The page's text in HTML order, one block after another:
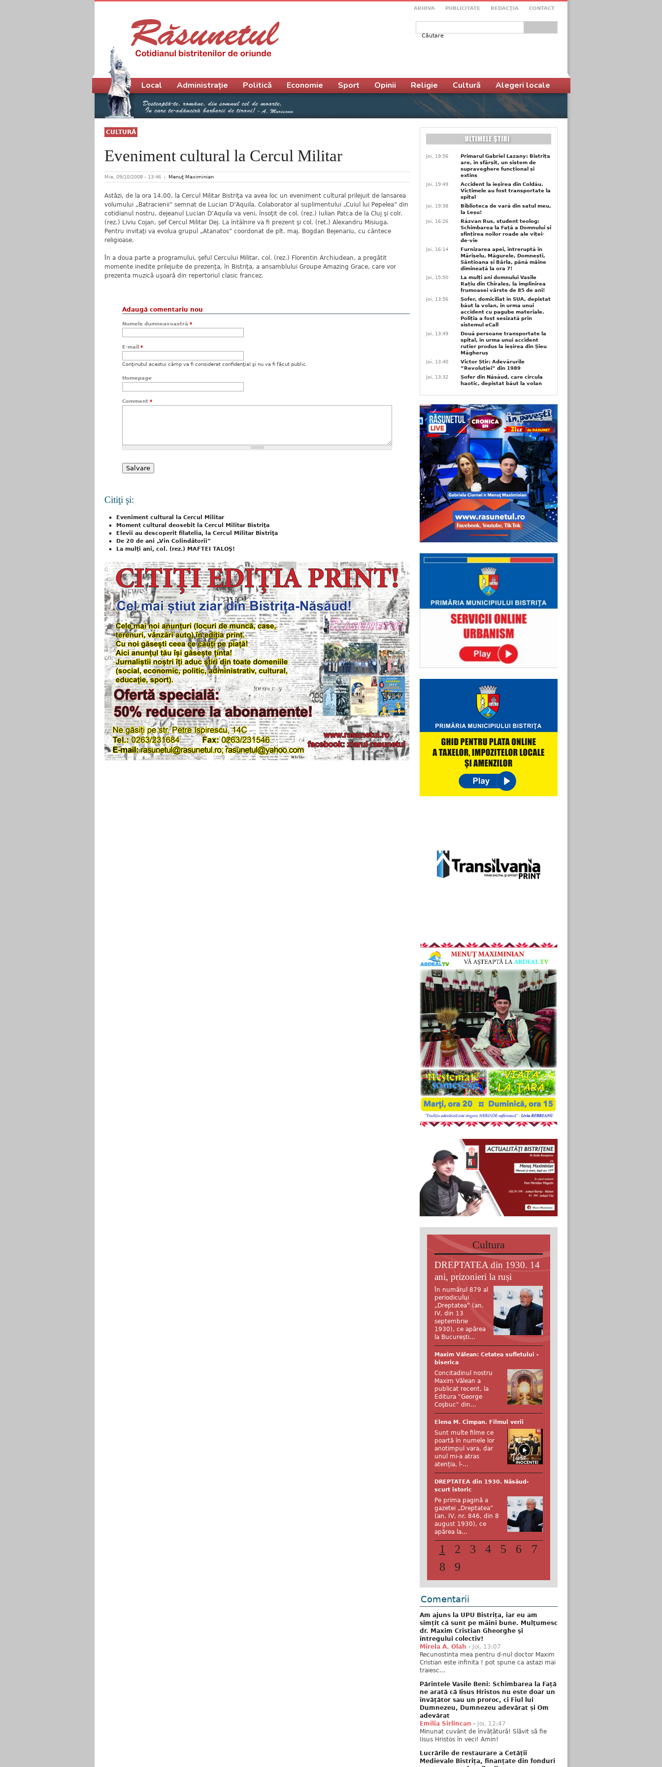
ARHIVA PUBLICITATE REDACŢIA CONTACT
Formular de căutare
CULTURĂ
Eveniment cultural la Cercul Militar
Mie, 09/10/2008 - 13:46 Menuţ Maximinian
Astăzi, de la ora 14.00, la Cercul Militar Bistriţa va avea loc un eveniment cultural prilejuit de lansarea
volumului „Batracienii” semnat de Lucian D’Aquila. Colaborator al suplimentului „Cuiul lui Pepelea” din
cotidianul nostru, dejeanul Lucian D’Aquila va veni, însoţit de col. (rez.) Iulian Patca de la Cluj şi colr.
(rez.) Liviu Cojan, şef Cercul Militar Dej. La întâlnire va fi prezent şi col. (ret.) Alexandru Misiuga.
Pentru invitaţi va evolua grupul „Atanatos” coordonat de plt. maj. Bogdan Bejenariu, cu cântece
religioase.
În a doua parte a programului, şeful Cercului Militar, col. (rez.) Florentin Archiudean, a pregătit
momente inedite prilejuite de prezenţa, în Bistriţa, a ansamblului Groupe Amazing Grace, care vor
prezenta muzică uşoară din repertoriul clasic francez.
Adaugă comentariu nou
Numele dumneavoastră *
E-mail *
Conţinutul acestui câmp va fi considerat confidenţial şi nu va fi făcut public.
Homepage
Comment *
Citiţi şi:
Eveniment cultural la Cercul Militar
Moment cultural deosebit la Cercul Militar Bistriţa
Elevii au descoperit filatelia, la Cercul Militar Bistriţa
De 20 de ani „Vin Colindătorii”
La mulţi ani, col. (rez.) MAFTEI TALOŞ!
Meniu principal
Local Administrație Politică Economie Sport Opinii Religie Cultură Alegeri locale
Joi, 19:56
Primarul Gabriel Lazany: Bistrița
are, în sfârșit, un sistem de
supraveghere funcțional și
extins
Joi, 19:49
Accident la ieșirea din Coldău.
Victimele au fost transportate la
spital
Joi, 19:38
Biblioteca de vară din satul meu,
la Leșu!
Joi, 16:26
Răzvan Rus, student teolog:
Schimbarea la Față a Domnului și
sfințirea noilor roade ale viței-
de-vie
Joi, 16:14
Furnizarea apei, întreruptă în
Mărișelu, Măgurele, Domnești,
Sântioana și Bârla, până mâine
dimineață la ora 7!
Joi, 15:50
La mulți ani domnului Vasile
Rațiu din Chiraleș, la împlinirea
frumoasei vârste de 85 de ani!
Joi, 13:56
Șofer, domiciliat în SUA, depistat
băut la volan, în urma unui
accident cu pagube materiale.
Poliția a fost sesizată prin
sistemul eCall
Joi, 13:49
Două persoane transportate la
spital, în urma unui accident
rutier produs la ieșirea din Șieu
Măgheruș
Joi, 13:40
Victor Știr: Adevărurile
”Revoluției” din 1989
Joi, 13:32
Șofer din Năsăud, care circula
haotic, depistat băut la volan
Cultura
DREPTATEA din 1930. 14
ani, prizonieri la ruși
În numărul 879 al
periodicului
„Dreptatea” (an.
IV, din 13
septembrie
1930), ce apărea
la București...
Maxim Vălean: Cetatea sufletului -
biserica
Concitadinul nostru
Maxim Vălean a
publicat recent, la
Editura "George
Coşbuc" din...
Elena M. Cîmpan. Filmul verii
Sunt multe filme ce
poartă în numele lor
anotimpul vara, dar
unul mi-a atras
atenția, l-...
DREPTATEA din 1930. Năsăud-
scurt istoric
Pe prima pagină a
gazetei „Dreptatea”
(an. IV, nr. 846, din 8
august 1930), ce
apărea la...
1 2 3 4 5 6
7
8
9
Comentarii
Am ajuns la UPU Bistrița, iar eu am
simțit că sunt pe mâini bune. Mulţumesc
dr. Maxim Cristian Gheorghe şi
întregului colectiv!
Mirela A. Olah - Joi, 13:07
Recunostinta mea pentru d-nul doctor Maxim
Cristian este infinita ! pot spune ca astazi mai
traiesc...
Părintele Vasile Beni: Schimbarea la Față
ne arată că Iisus Hristos nu este doar un
învățător sau un proroc, ci Fiul lui
Dumnezeu, Dumnezeu adevărat și Om
adevărat
Emilia Sirlincan - Joi, 12:47
Minunat cuvânt de învățătură! Slăvit să fie
Iisus Hristos în veci! Amin!
Lucrările de restaurare a Cetății
Medievale Bistrița, finanțate din fonduri